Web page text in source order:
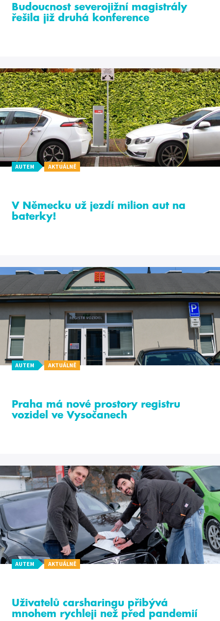
Budoucnost severojižní magistrály
řešila již druhá konference
AUTEM AKTUÁLNĚ
V Německu už jezdí milion aut na
baterky!
AUTEM AKTUÁLNĚ
Praha má nové prostory registru
vozidel ve Vysočanech
AUTEM AKTUÁLNĚ
Uživatelů carsharingu přibývá
mnohem rychleji než před pandemií